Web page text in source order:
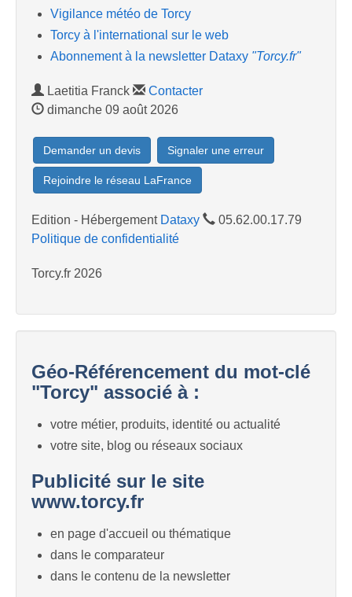
Vigilance météo de Torcy
Torcy à l'international sur le web
Abonnement à la newsletter Dataxy "Torcy.fr"
Laetitia Franck
Contacter
dimanche 09 août 2026
Demander un devis Signaler une erreur
Rejoindre le réseau LaFrance
Edition - Hébergement Dataxy
05.62.00.17.79
Politique de confidentialité
Torcy.fr 2026
Géo-Référencement du mot-clé
"Torcy" associé à :
votre métier, produits, identité ou actualité
votre site, blog ou réseaux sociaux
Publicité sur le site
www.torcy.fr
en page d'accueil ou thématique
dans le comparateur
dans le contenu de la newsletter